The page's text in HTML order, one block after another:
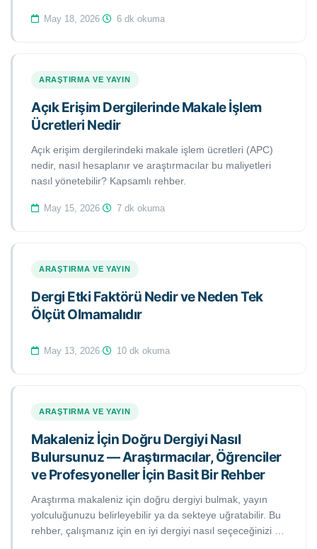
May 18, 2026· 6 dk okuma
ARAŞTIRMA VE YAYIN
Açık Erişim Dergilerinde Makale İşlem
Ücretleri Nedir
Açık erişim dergilerindeki makale işlem ücretleri (APC)
nedir, nasıl hesaplanır ve araştırmacılar bu maliyetleri
nasıl yönetebilir? Kapsamlı rehber.
May 15, 2026· 7 dk okuma
ARAŞTIRMA VE YAYIN
Dergi Etki Faktörü Nedir ve Neden Tek
Ölçüt Olmamalıdır
May 13, 2026· 10 dk okuma
ARAŞTIRMA VE YAYIN
Makaleniz İçin Doğru Dergiyi Nasıl
Bulursunuz — Araştırmacılar, Öğrenciler
ve Profesyoneller İçin Basit Bir Rehber
Araştırma makaleniz için doğru dergiyi bulmak, yayın
yolculuğunuzu belirleyebilir ya da sekteye uğratabilir. Bu
rehber, çalışmanız için en iyi dergiyi nasıl seçeceğinizi ve